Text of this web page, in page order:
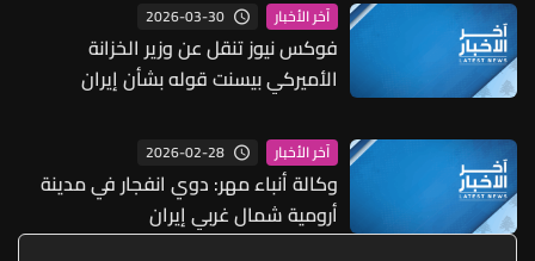
آخر الأخبار 2026-03-30
فوكس نيوز تنقل عن وزير الخزانة
الأميركي بيسنت قوله بشأن إيران
ونحن نشهد زيادة في الإمدادات مع إبرام
دول لاتفاقات مع إيران
آخر الأخبار 2026-02-28
وكالة أنباء مهر: دوي انفجار في مدينة
أرومية شمال غربي إيران